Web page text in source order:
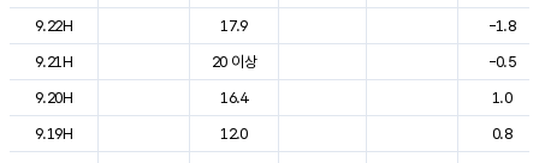
9.22H
17.9
-1.8
9.21H
20 이상
-0.5
9.20H
16.4
1.0
9.19H
12.0
0.8